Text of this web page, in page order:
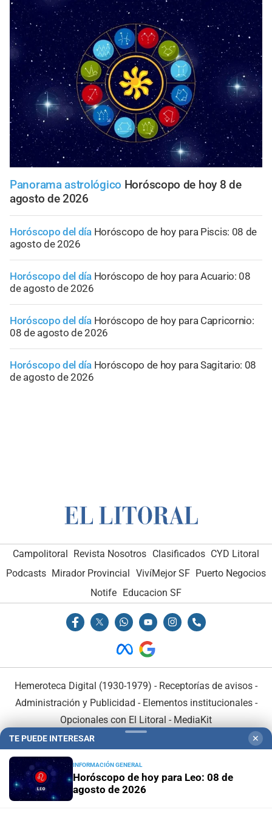
Panorama astrológico Horóscopo de hoy 8 de
agosto de 2026
Horóscopo del día Horóscopo de hoy para Piscis: 08 de
agosto de 2026
Horóscopo del día Horóscopo de hoy para Acuario: 08
de agosto de 2026
Horóscopo del día Horóscopo de hoy para Capricornio:
08 de agosto de 2026
Horóscopo del día Horóscopo de hoy para Sagitario: 08
de agosto de 2026
Campolitoral Revista Nosotros Clasificados CYD Litoral
Podcasts Mirador Provincial VivíMejor SF Puerto Negocios
Notife Educacion SF
Hemeroteca Digital (1930-1979) - Receptorías de avisos -
Administración y Publicidad - Elementos institucionales-
Opcionales con El Litoral - MediaKit
TE PUEDE INTERESAR ✕
INFORMACIÓN GENERAL
Horóscopo de hoy para Leo: 08 de
agosto de 2026